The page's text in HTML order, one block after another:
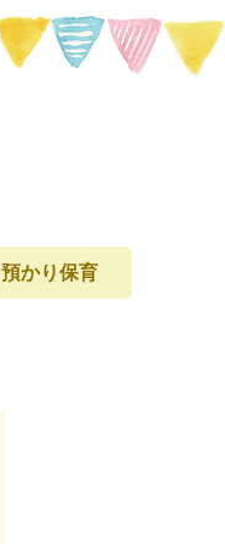
預かり保育